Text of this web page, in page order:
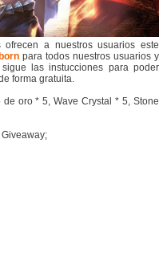
ofrecen a nuestros usuarios este
para todos nuestros usuarios y
las instucciones para poder
forma gratuita.
oro * 5, Wave Crystal * 5, Stone